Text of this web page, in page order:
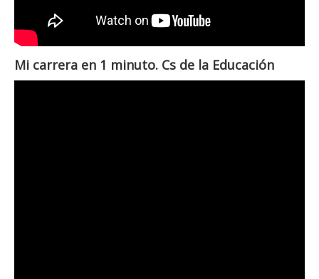
Mi carrera en 1 minuto. Cs de la Educación